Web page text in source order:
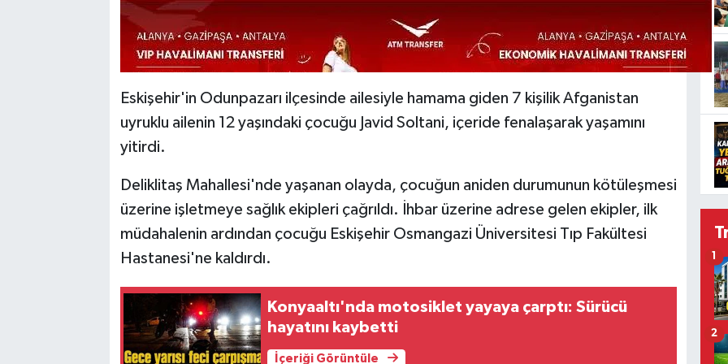
Eskişehir'in Odunpazarı ilçesinde ailesiyle hamama giden 7 kişilik Afganistan
uyruklu ailenin 12 yaşındaki çocuğu Javid Soltani, içeride fenalaşarak yaşamını
yitirdi.
Deliklitaş Mahallesi'nde yaşanan olayda, çocuğun aniden durumunun kötüleşmesi
üzerine işletmeye sağlık ekipleri çağrıldı. İhbar üzerine adrese gelen ekipler, ilk
müdahalenin ardından çocuğu Eskişehir Osmangazi Üniversitesi Tıp Fakültesi
Hastanesi'ne kaldırdı.
Konyaaltı'nda motosiklet yayaya çarptı: Sürücü
hayatını kaybetti
İçeriği Görüntüle
1
2